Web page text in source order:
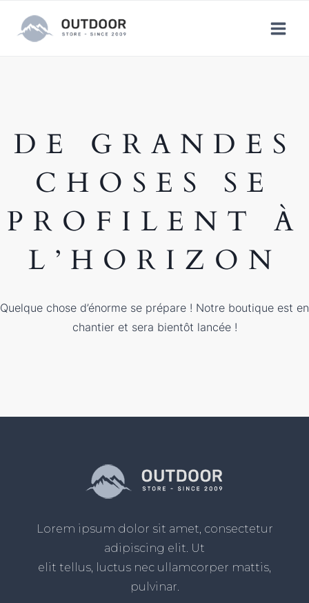
DE GRANDES
CHOSES SE
PROFILENT À
L’HORIZON
Quelque chose d’énorme se prépare ! Notre boutique est en
chantier et sera bientôt lancée !
Lorem ipsum dolor sit amet, consectetur
adipiscing elit. Ut
elit tellus, luctus nec ullamcorper mattis,
pulvinar.